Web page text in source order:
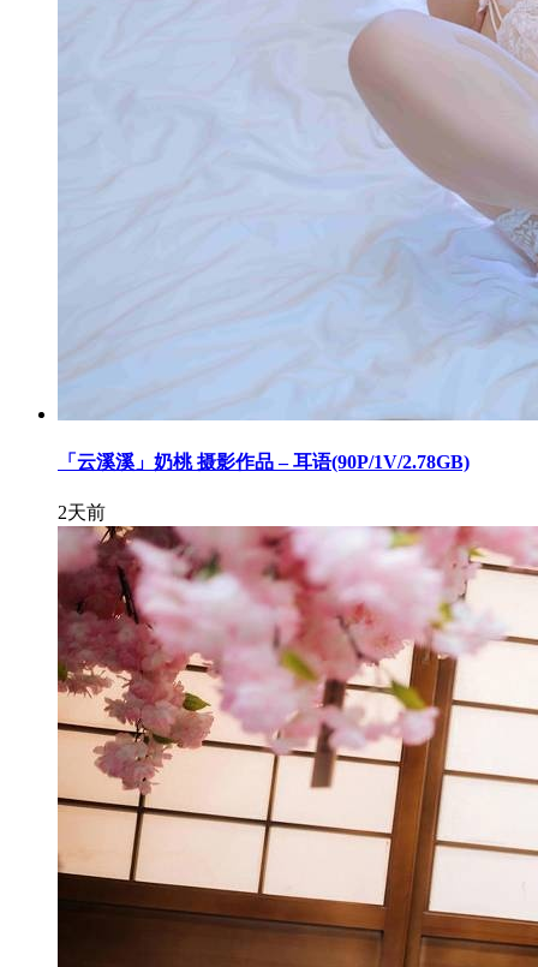
「云溪溪」奶桃 摄影作品 – 耳语(90P/1V/2.78GB)
2天前